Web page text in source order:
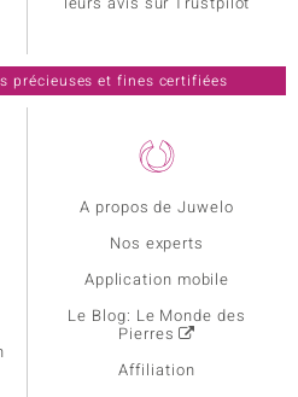
A propos de Juwelo
Nos experts
Application mobile
Le Blog: Le Monde des
Pierres
Affiliation
précieuses et fines certifiées